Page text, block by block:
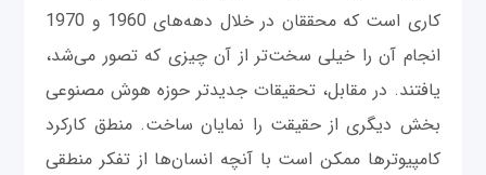
کاری است که محققان در خلال دهه‌های 1960 و 1970
انجام آن را خیلی سخت‌تر از آن چیزی که تصور می‌شد،
یافتند. در مقابل، تحقیقات جدیدتر حوزه هوش مصنوعی
بخش دیگری از حقیقت را نمایان ساخت. منطق کارکرد
کامپیوترها ممکن است با آنچه انسان‌ها از تفکر منطقی